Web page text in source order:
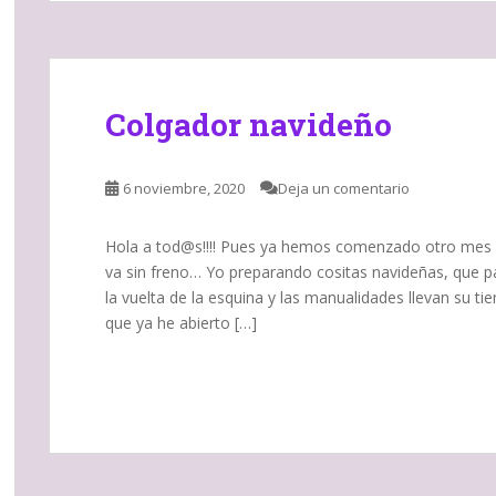
Colgador navideño
6 noviembre, 2020 Deja un comentario
Hola a tod@s!!!! Pues ya hemos comenzado otro
va sin freno… Yo preparando cositas navideñas, que
la vuelta de la esquina y las manualidades llevan su
que ya he abierto […]